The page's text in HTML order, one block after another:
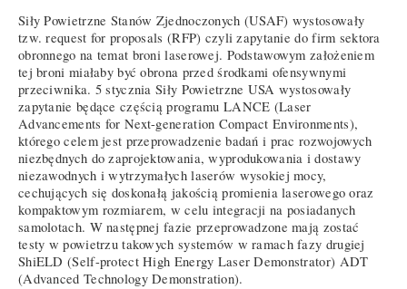
Siły Powietrzne Stanów Zjednoczonych (USAF) wystosowały
tzw. request for proposals (RFP) czyli zapytanie do firm sektora
obronnego na temat broni laserowej. Podstawowym założeniem
tej broni miałaby być obrona przed środkami ofensywnymi
przeciwnika. 5 stycznia Siły Powietrzne USA wystosowały
zapytanie będące częścią programu LANCE (Laser
Advancements for Next-generation Compact Environments),
którego celem jest przeprowadzenie badań i prac rozwojowych
niezbędnych do zaprojektowania, wyprodukowania i dostawy
niezawodnych i wytrzymałych laserów wysokiej mocy,
cechujących się doskonałą jakością promienia laserowego oraz
kompaktowym rozmiarem, w celu integracji na posiadanych
samolotach. W następnej fazie przeprowadzone mają zostać
testy w powietrzu takowych systemów w ramach fazy drugiej
ShiELD (Self-protect High Energy Laser Demonstrator) ADT
(Advanced Technology Demonstration).